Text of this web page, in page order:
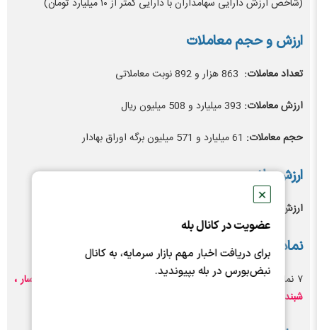
✕
عضویت در کانال بله
برای دریافت اخبار مهم بازار سرمایه، به کانال
نبض‌بورس در بله بپیوندید.
(شاخص ارزش دارایی سهامداران با دارایی کمتر از ۱۰ میلیارد تومان)
ارزش و حجم معاملات
تعداد معاملات:
ارزش معاملات: 393 میلیارد و 508 میلیون ریال
حجم معاملات: 61 میلیارد و 571 میلیون برگه اوراق بهادار
ارزش دلاری بورس
ارزش دلاری بازار:
نماد‌های تاثیرگذار
۷ نماد تاثیرگذار بر شاخص کل بورس:
فارس ، فملی ، شپنا ، وپاسار ،
شبندر ، وبملت ، پارسان